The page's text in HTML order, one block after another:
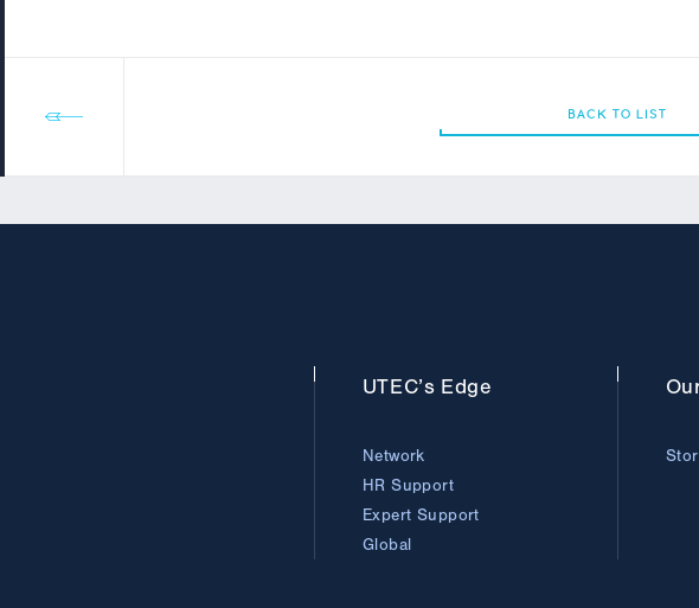
BACK TO LIST
UTEC’s Edge
Network
HR Support
Expert Support
Global